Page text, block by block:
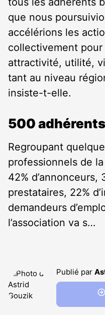
que nous
accélérions les
collectivement pour
attractivité, utilité,
tant au niveau
insiste-t-elle.
500
Regroupant
professionnels de
42% d’annonceurs,
prestataires, 22%
demandeurs
l’association va s…
Publié par